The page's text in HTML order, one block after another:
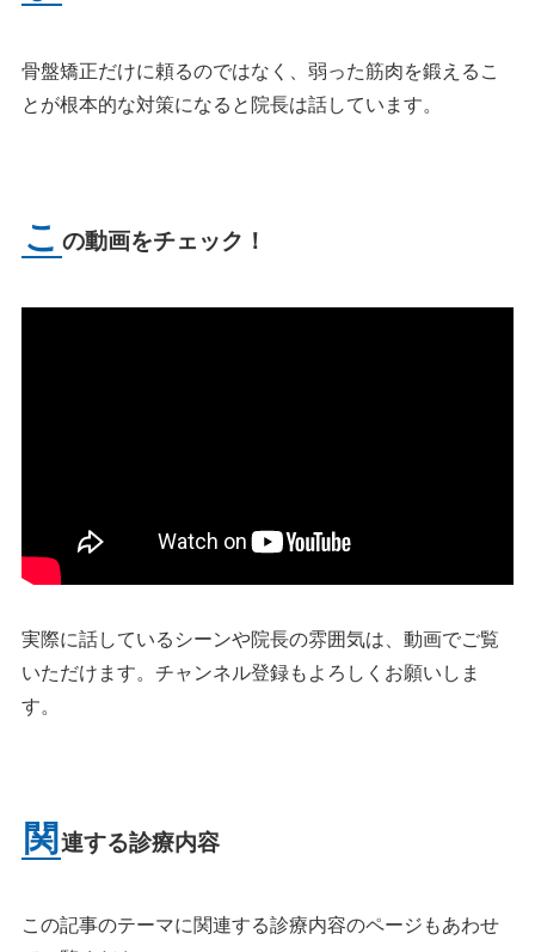
骨盤矯正だけに頼るのではなく、弱った筋肉を鍛えるこ
とが根本的な対策になると院長は話しています。
こ の動画をチェック！
実際に話しているシーンや院長の雰囲気は、動画でご覧
いただけます。チャンネル登録もよろしくお願いしま
す。
関 連する診療内容
この記事のテーマに関連する診療内容のページもあわせ